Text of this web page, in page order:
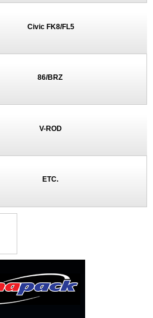
Civic FK8/FL5
86/BRZ
V-ROD
ETC.